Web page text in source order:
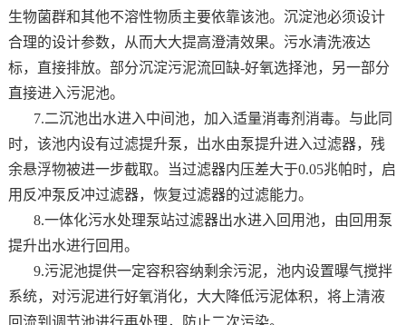
生物菌群和其他不溶性物质主要依靠该池。沉淀池必须设计
合理的设计参数，从而大大提高澄清效果。污水清洗液达
标，直接排放。部分沉淀污泥流回缺-好氧选择池，另一部分
直接进入污泥池。
7.二沉池出水进入中间池，加入适量消毒剂消毒。与此同
时，该池内设有过滤提升泵，出水由泵提升进入过滤器，残
余悬浮物被进一步截取。当过滤器内压差大于0.05兆帕时，启
用反冲泵反冲过滤器，恢复过滤器的过滤能力。
8.一体化污水处理泵站过滤器出水进入回用池，由回用泵
提升出水进行回用。
9.污泥池提供一定容积容纳剩余污泥，池内设置曝气搅拌
系统，对污泥进行好氧消化，大大降低污泥体积，将上清液
回流到调节池进行再处理，防止二次污染。